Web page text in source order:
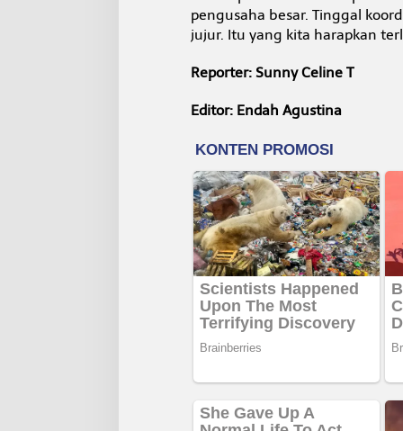
pengusaha besar. Tinggal
jujur. Itu yang kita harapkan
Reporter: Sunny Celine T
Editor: Endah Agustina